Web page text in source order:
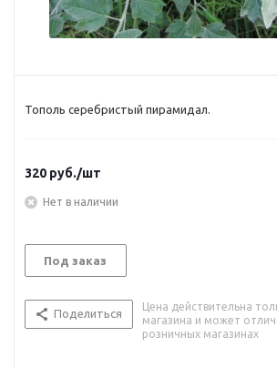
Тополь серебристый пирамидал.
320 руб./шт
Нет в наличии
Под заказ
Поделиться
Цена действительна
магазина и может
розничных магазинах